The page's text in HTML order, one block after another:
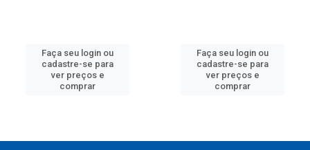
Faça seu login ou
cadastre-se para
ver preços e
comprar
Faça seu login ou
cadastre-se para
ver preços e
comprar